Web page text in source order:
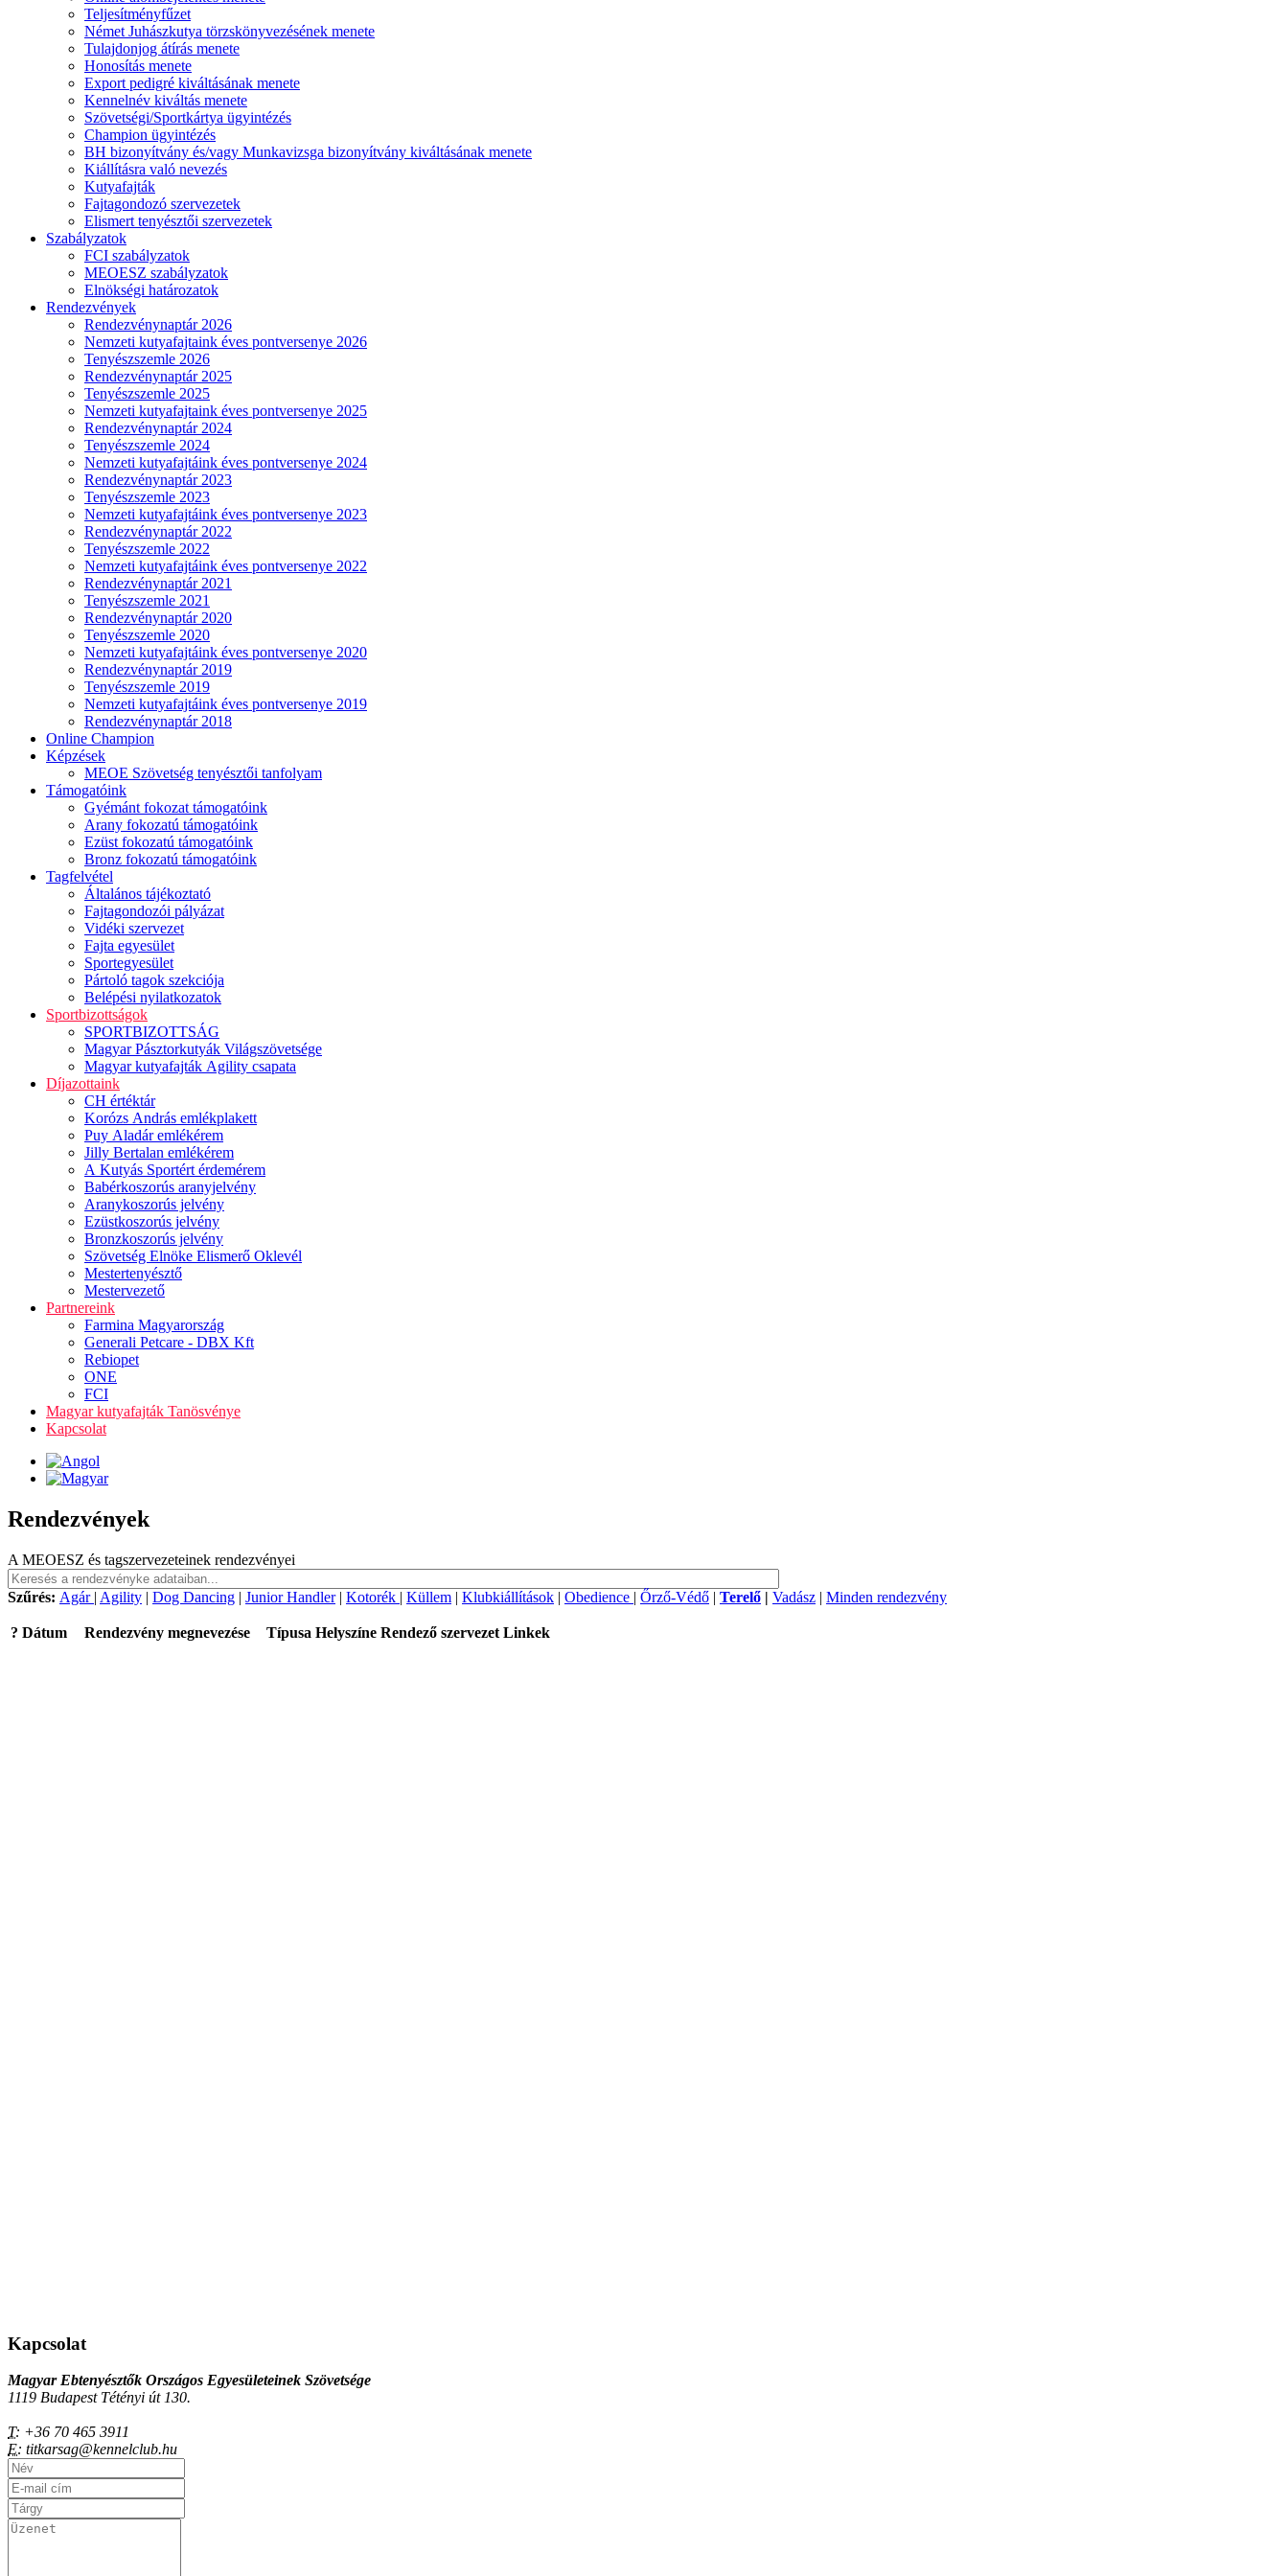
Teljesítményfűzet
Német Juhászkutya törzskönyvezésének menete
Tulajdonjog átírás menete
Honosítás menete
Export pedigré kiváltásának menete
Kennelnév kiváltás menete
Szövetségi/Sportkártya ügyintézés
Champion ügyintézés
BH bizonyítvány és/vagy Munkavizsga bizonyítvány kiváltásának menete
Kiállításra való nevezés
Kutyafajták
Fajtagondozó szervezetek
Elismert tenyésztői szervezetek
Szabályzatok
FCI szabályzatok
MEOESZ szabályzatok
Elnökségi határozatok
Rendezvények
Rendezvénynaptár 2026
Nemzeti kutyafajtaink éves pontversenye 2026
Tenyészszemle 2026
Rendezvénynaptár 2025
Tenyészszemle 2025
Nemzeti kutyafajtaink éves pontversenye 2025
Rendezvénynaptár 2024
Tenyészszemle 2024
Nemzeti kutyafajtáink éves pontversenye 2024
Rendezvénynaptár 2023
Tenyészszemle 2023
Nemzeti kutyafajtáink éves pontversenye 2023
Rendezvénynaptár 2022
Tenyészszemle 2022
Nemzeti kutyafajtáink éves pontversenye 2022
Rendezvénynaptár 2021
Tenyészszemle 2021
Rendezvénynaptár 2020
Tenyészszemle 2020
Nemzeti kutyafajtáink éves pontversenye 2020
Rendezvénynaptár 2019
Tenyészszemle 2019
Nemzeti kutyafajtáink éves pontversenye 2019
Rendezvénynaptár 2018
Online Champion
Képzések
MEOE Szövetség tenyésztői tanfolyam
Támogatóink
Gyémánt fokozat támogatóink
Arany fokozatú támogatóink
Ezüst fokozatú támogatóink
Bronz fokozatú támogatóink
Tagfelvétel
Általános tájékoztató
Fajtagondozói pályázat
Vidéki szervezet
Fajta egyesület
Sportegyesület
Pártoló tagok szekciója
Belépési nyilatkozatok
Sportbizottságok
SPORTBIZOTTSÁG
Magyar Pásztorkutyák Világszövetsége
Magyar kutyafajták Agility csapata
Díjazottaink
CH értéktár
Korózs András emlékplakett
Puy Aladár emlékérem
Jilly Bertalan emlékérem
A Kutyás Sportért érdemérem
Babérkoszorús aranyjelvény
Aranykoszorús jelvény
Ezüstkoszorús jelvény
Bronzkoszorús jelvény
Szövetség Elnöke Elismerő Oklevél
Mestertenyésztő
Mestervezető
Partnereink
Farmina Magyarország
Generali Petcare - DBX Kft
Rebiopet
ONE
FCI
Magyar kutyafajták Tanösvénye
Kapcsolat
Rendezvények
A MEOESZ és tagszervezeteinek rendezvényei
Szűrés: Agár | Agility | Dog Dancing | Junior Handler| Kotorék | Küllem | Klubkiállítások | Obedience | Őrző-Védő | Terelő | Vadász | Minden rendezvény
? Dátum Rendezvény megnevezése Típusa Helyszíne Rendező szervezet Linkek
Kapcsolat
Magyar Ebtenyésztők Országos Egyesületeinek Szövetsége
1119 Budapest Tétényi út 130.
T: +36 70 465 3911
E: titkarsag@kennelclub.hu